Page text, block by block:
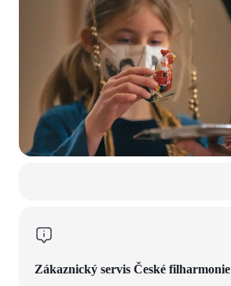
Zákaznický servis České filharmonie